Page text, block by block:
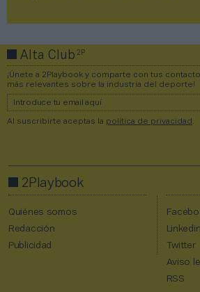
Alta Club2P
¡Únete a 2Playbook y comparte con tus
más relevantes sobre la industria del deporte!
Al suscribirte aceptas la política de privacidad
2Playbook
Quiénes somos
Redacción
Publicidad
Linkedin
Twitter
Aviso
RSS